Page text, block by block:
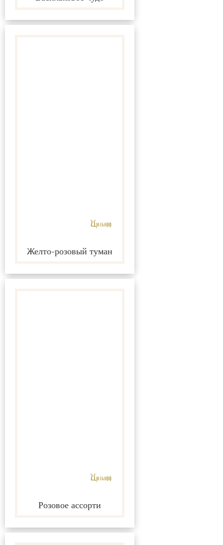
Желто-розовый туман
Розовое ассорти